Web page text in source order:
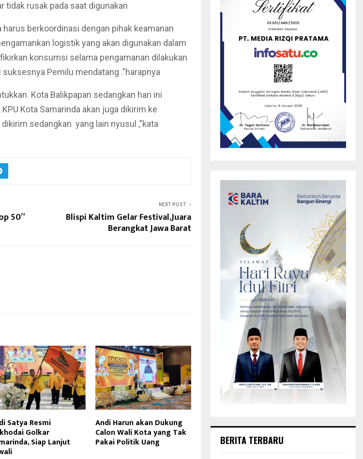
tidak rusak pada saat digunakan
harus berkoordinasi dengan pihak keamanan
logistik yang akan digunakan dalam
konsumsi selama pengamanan dilakukan
Pemilu mendatang .”harapnya
Kota Balikpapan sedangkan hari ini
Kota Samarinda akan juga dikirim ke
sedangkan yang lain nyusul ,”kata
50”
NEXT POST
Blispi Kaltim Gelar Festival,Juara
Berangkat Jawa Barat
Satya Resmi
Golkar
Siap Lanjut
Andi Harun akan Dukung
Calon Wali Kota yang Tak
Pakai Politik Uang BERITA TERBARU